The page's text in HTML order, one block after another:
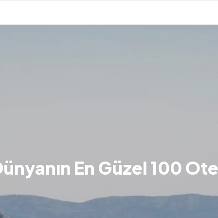
En Güzel 100